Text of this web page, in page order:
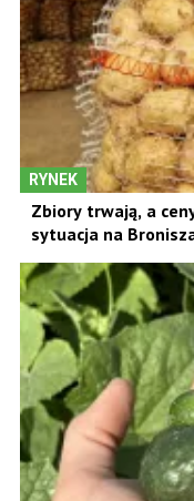
RYNEK
Zbiory trwają, a
sytuacja na